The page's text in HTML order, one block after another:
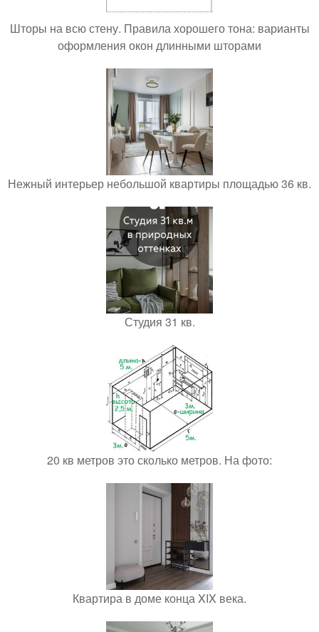
Шторы на всю стену. Правила хорошего тона: варианты
оформления окон длинными шторами
Нежный интерьер небольшой квартиры площадью 36 кв.
Студия 31 кв.
20 кв метров это сколько метров. На фото:
Квартира в доме конца XIX века.